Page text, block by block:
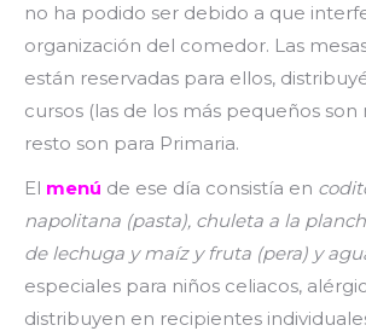
no ha podido ser debido a que
organización del comedor. Las
están reservadas para ellos,
cursos (las de los más pequeños son
resto son para Primaria.
El menú de ese día consistía en
napolitana (pasta), chuleta a la
de lechuga y maíz y fruta (pera) y
especiales para niños celiacos,
distribuyen en recipientes